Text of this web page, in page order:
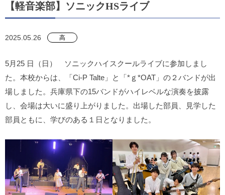
【軽音楽部】ソニックHSライブ
2025.05.26 高
5月25 日（日） ソニックハイスクールライブに参加しまし
た。本校からは、「Ci-P Talte」と「*ｇ*OAT」の２バンドが出
場しました。兵庫県下の15バンドがハイレベルな演奏を披露
し、会場は大いに盛り上がりました。出場した部員、見学した
部員ともに、学びのある１日となりました。